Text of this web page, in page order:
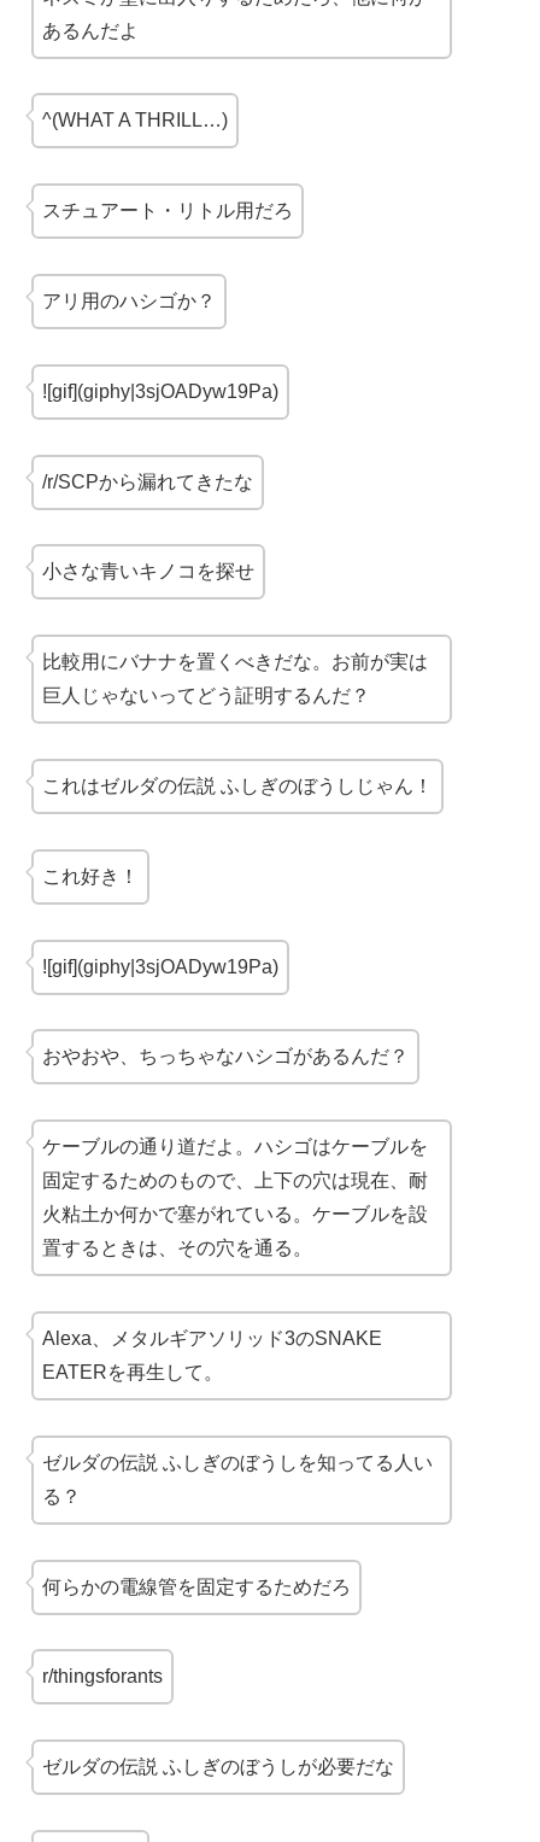
あるんだよ
^(WHAT A THRILL…)
スチュアート・リトル用だろ
アリ用のハシゴか？
![gif](giphy|3sjOADyw19Pa)
/r/SCPから漏れてきたな
小さな青いキノコ を探せ
比較用にバナナを置くべきだな。お前が実は
巨人 じゃないってどう証明するんだ？
これはゼルダの伝説 ふしぎのぼうし じゃん！
これ好き！
![gif](giphy|3sjOADyw19Pa)
おやおや、 ちっちゃなハシゴがあるんだ？
ケーブルの通り道だよ。ハシゴはケーブルを
固定するためのもので、上下の穴は現在、耐
火粘土か何かで塞がれている。ケーブルを設
置するときは、その穴を通る。
Alexa、メタルギアソリッド3のSNAKE
EATERを再生して。
ゼルダの伝説 ふしぎのぼうし を知ってる人い
る？
何らかの電線管を固定するためだろ
r/thingsforants
ゼルダの伝説 ふしぎのぼうしが必要だな